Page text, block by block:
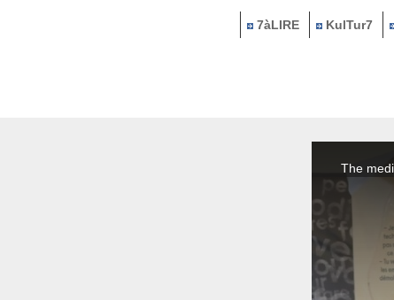
7àLIRE KulTur7